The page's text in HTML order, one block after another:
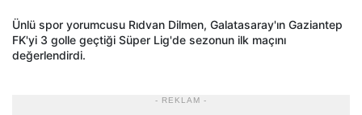
Ünlü spor yorumcusu Rıdvan Dilmen, Galatasaray'ın Gaziantep
FK'yi 3 golle geçtiği Süper Lig'de sezonun ilk maçını
değerlendirdi.
- REKLAM -